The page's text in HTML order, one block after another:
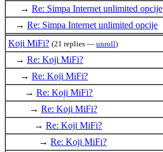
→ Re: Simpa Internet unlimited opcije
→ Re: Simpa Internet unlimited opcije
Koji MiFi? (21 replies — unroll)
→ Re: Koji MiFi?
→ Re: Koji MiFi?
→ Re: Koji MiFi?
→ Re: Koji MiFi?
→ Re: Koji MiFi?
→ Re: Koji MiFi?